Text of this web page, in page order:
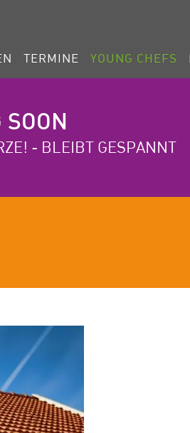
TERMINE YOUNG CHEFS
- BLEIBT GESPANNT